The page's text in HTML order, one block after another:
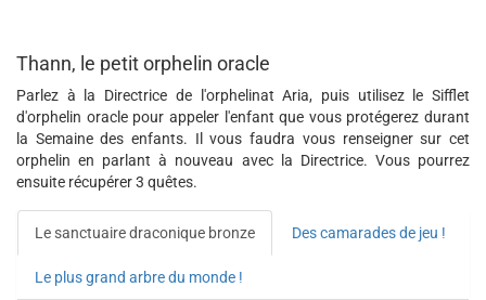
Thann, le petit orphelin oracle
Parlez à la Directrice de l'orphelinat Aria, puis utilisez le Sifflet
d'orphelin oracle pour appeler l'enfant que vous protégerez durant
la Semaine des enfants. Il vous faudra vous renseigner sur cet
orphelin en parlant à nouveau avec la Directrice. Vous pourrez
ensuite récupérer 3 quêtes.
Le sanctuaire draconique bronze Des camarades de jeu !
Le plus grand arbre du monde !